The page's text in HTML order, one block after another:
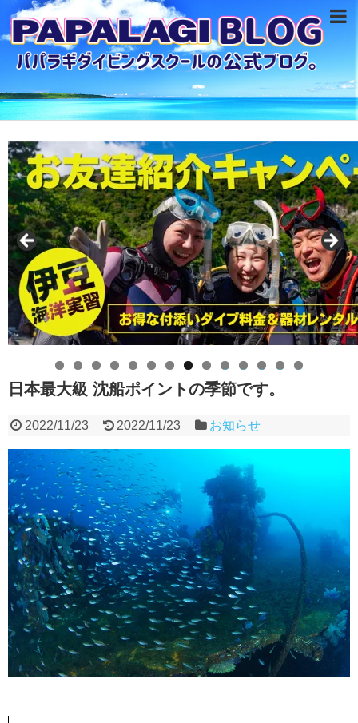
0 1 2 3 4
日本最大級 沈船ポイントの季節です。
2022/11/23 2022/11/23 お知らせ